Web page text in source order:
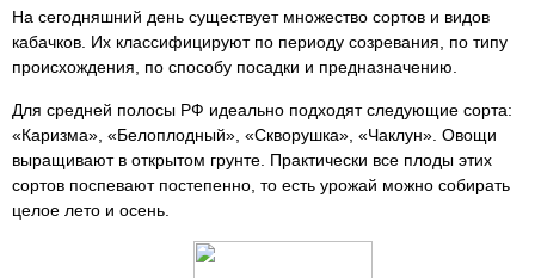
На сегодняшний день существует множество сортов и видов
кабачков. Их классифицируют по периоду созревания, по типу
происхождения, по способу посадки и предназначению.
Для средней полосы РФ идеально подходят следующие сорта:
«Каризма», «Белоплодный», «Скворушка», «Чаклун». Овощи
выращивают в открытом грунте. Практически все плоды этих
сортов поспевают постепенно, то есть урожай можно собирать
целое лето и осень.